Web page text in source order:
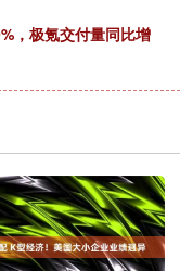
，极氪交付量同比增